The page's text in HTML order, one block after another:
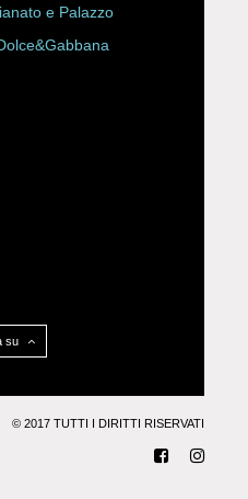
e Palazzo
su
© 2017 TUTTI I DIRITTI RISERVATI